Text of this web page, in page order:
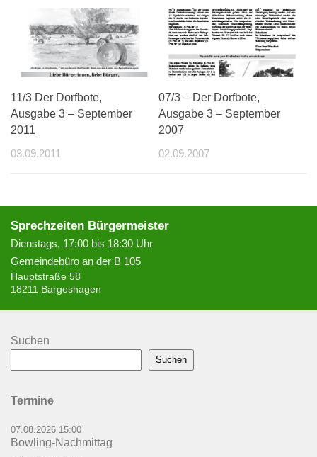
11/3 Der Dorfbote,
Ausgabe 3 – September
2011
03.09.2011
07/3 – Der Dorfbote,
Ausgabe 3 – September
2007
02.09.2007
Sprechzeiten Bürgermeister
Dienstags, 17:00 bis 18:30 Uhr
Gemeindebüro an der B 105
Hauptstraße 58
18211 Bargeshagen
Suchen
Suchen
Termine
07.08.2026 15:00
Bowling-Nachmittag